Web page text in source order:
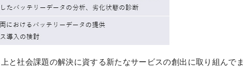
社会課題の解決に資する新たなサービスの創出に取り組んでま